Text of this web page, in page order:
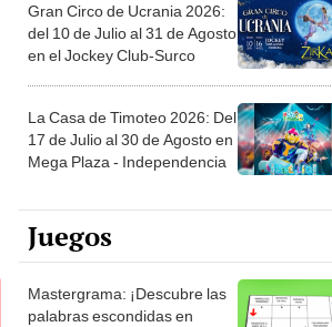
Gran Circo de Ucrania 2026:
del 10 de Julio al 31 de Agosto
en el Jockey Club-Surco
La Casa de Timoteo 2026: Del
17 de Julio al 30 de Agosto en
Mega Plaza - Independencia
Juegos
Mastergrama: ¡Descubre las
palabras escondidas en